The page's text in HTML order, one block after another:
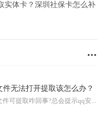
实体卡？深圳社保卡怎么补
无法打开提取该怎么办？
可提取咋回事?总会提示qq安...